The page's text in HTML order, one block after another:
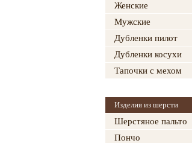
Женские
Мужские
Дубленки пилот
Дубленки косухи
Тапочки с мехом
Изделия из шерсти
Шерстяное пальто
Пончо